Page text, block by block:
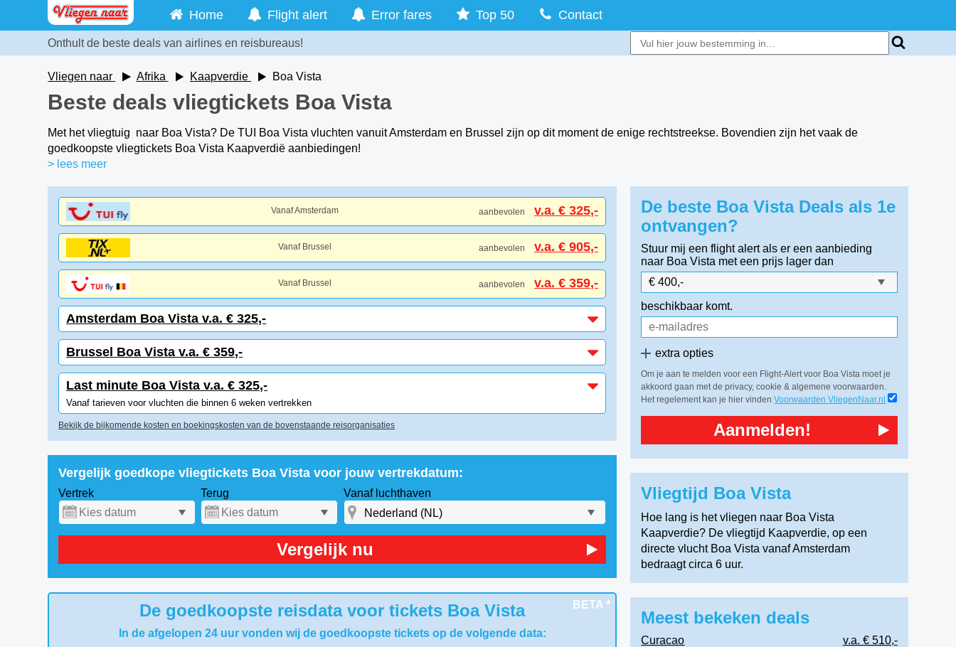
Home Flight alert Error fares Top 50 Contact
Onthult de beste deals van airlines en reisbureaus!
Vliegen naar Afrika Kaapverdie Boa Vista
Beste deals vliegtickets Boa Vista
Met het vliegtuig naar Boa Vista? De TUI Boa Vista vluchten vanuit Amsterdam en Brussel zijn op dit moment de enige rechtstreekse. Bovendien zijn het vaak de
goedkoopste vliegtickets Boa Vista Kaapverdië aanbiedingen!
> lees meer
Vanaf Amsterdam aanbevolen v.a. € 325,-
Vanaf Brussel aanbevolen v.a. € 905,-
Vanaf Brussel aanbevolen v.a. € 359,-
Amsterdam Boa Vista v.a. € 325,-
Brussel Boa Vista v.a. € 359,-
Last minute Boa Vista v.a. € 325,-
Vanaf tarieven voor vluchten die binnen 6 weken vertrekken
Bekijk de bijkomende kosten en boekingskosten van de bovenstaande reisorganisaties
Vergelijk goedkope vliegtickets Boa Vista voor jouw vertrekdatum:
Vertrek Terug Vanaf luchthaven
Vergelijk nu
BETA *
De goedkoopste reisdata voor tickets Boa Vista
In de afgelopen 24 uur vonden wij de goedkoopste tickets op de volgende data:
De beste Boa Vista Deals als 1e
ontvangen?
Stuur mij een flight alert als er een aanbieding
naar Boa Vista met een prijs lager dan
beschikbaar komt.
extra opties
Om je aan te melden voor een Flight-Alert voor Boa Vista moet je
akkoord gaan met de privacy, cookie & algemene voorwaarden.
Het regelement kan je hier vindenVoorwaarden VliegenNaar.nl
Aanmelden!
Vliegtijd Boa Vista
Hoe lang is het vliegen naar Boa Vista
Kaapverdie? De vliegtijd Kaapverdie, op een
directe vlucht Boa Vista vanaf Amsterdam
bedraagt circa 6 uur.
Meest bekeken deals
Curacao
v.a. € 510,-